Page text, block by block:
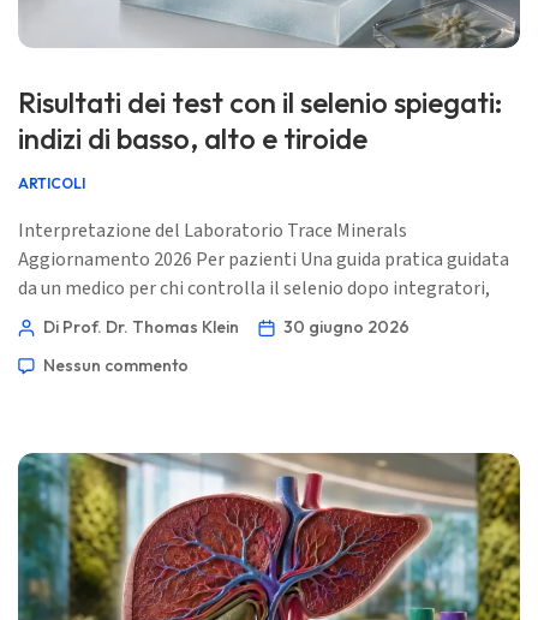
Risultati dei test con il selenio spiegati:
indizi di basso, alto e tiroide
ARTICOLI
Interpretazione del Laboratorio Trace Minerals
Aggiornamento 2026 Per pazienti Una guida pratica guidata
da un medico per chi controlla il selenio dopo integratori,
preoccupazioni tiroidee, apporto insufficiente, malattie
📅 30 giugno 2026 📝 Pubblicato: 30 giugno 2026 🩺
Di Prof. Dr. Thomas Klein
30 giugno 2026
Nessun commento